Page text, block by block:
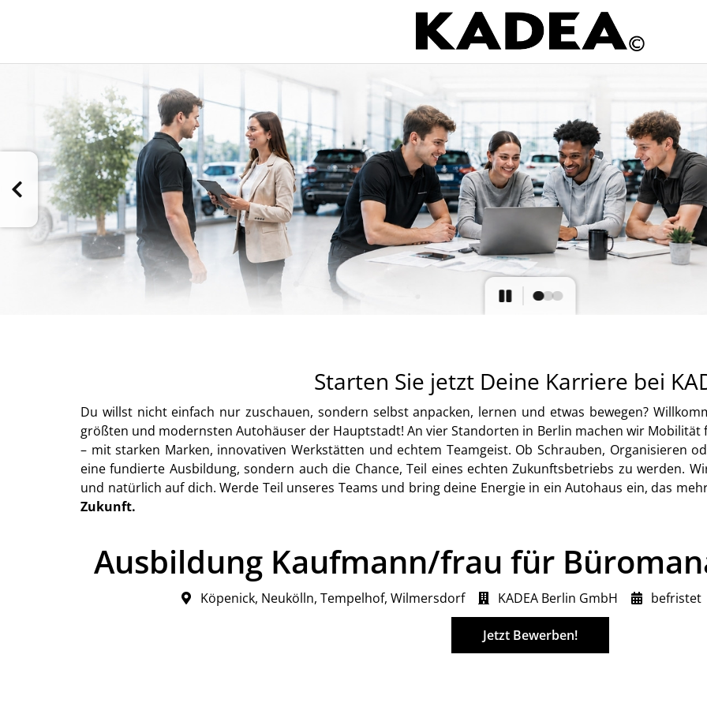
Ausbildung Kaufmann/frau für
Köpenick, Neukölln, Tempelhof, Wilmersdorf KADEA Berlin GmbH befristet
Jetzt Bewerben!
Starten Sie jetzt Deine Karriere bei
Du willst nicht einfach nur zuschauen, sondern selbst anpacken, lernen und etwas bewegen?
größten und modernsten Autohäuser der Hauptstadt! An vier Standorten in Berlin machen wir
– mit starken Marken, innovativen Werkstätten und echtem Teamgeist. Ob Schrauben, Organisieren
eine fundierte Ausbildung, sondern auch die Chance, Teil eines echten Zukunftsbetriebs zu werden.
und natürlich auf dich. Werde Teil unseres Teams und bring deine Energie in ein Autohaus ein, das
Zukunft.